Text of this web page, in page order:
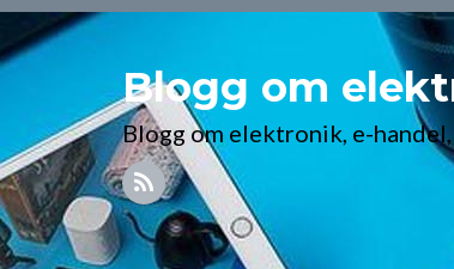
Blogg om
Blogg om elektronik, e-